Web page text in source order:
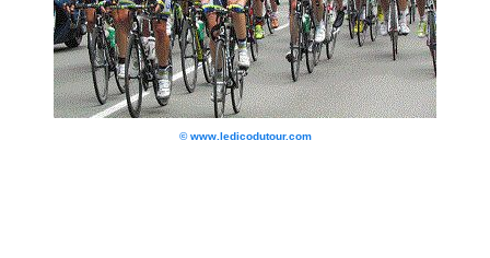
© www.ledicodutour.com